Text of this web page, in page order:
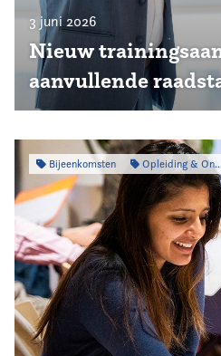
3 juni 2026
Nieuw
aanvullende
Bijeenkomsten Opleiding & Ontwikkeling